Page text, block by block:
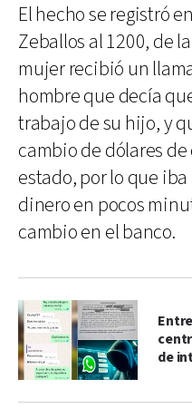
El hecho se registró
Zeballos al 1200, de
mujer recibió un
hombre que decía
trabajo de su hijo, y
cambio de dólares
estado, por lo que
dinero en pocos
cambio en el banco.
de